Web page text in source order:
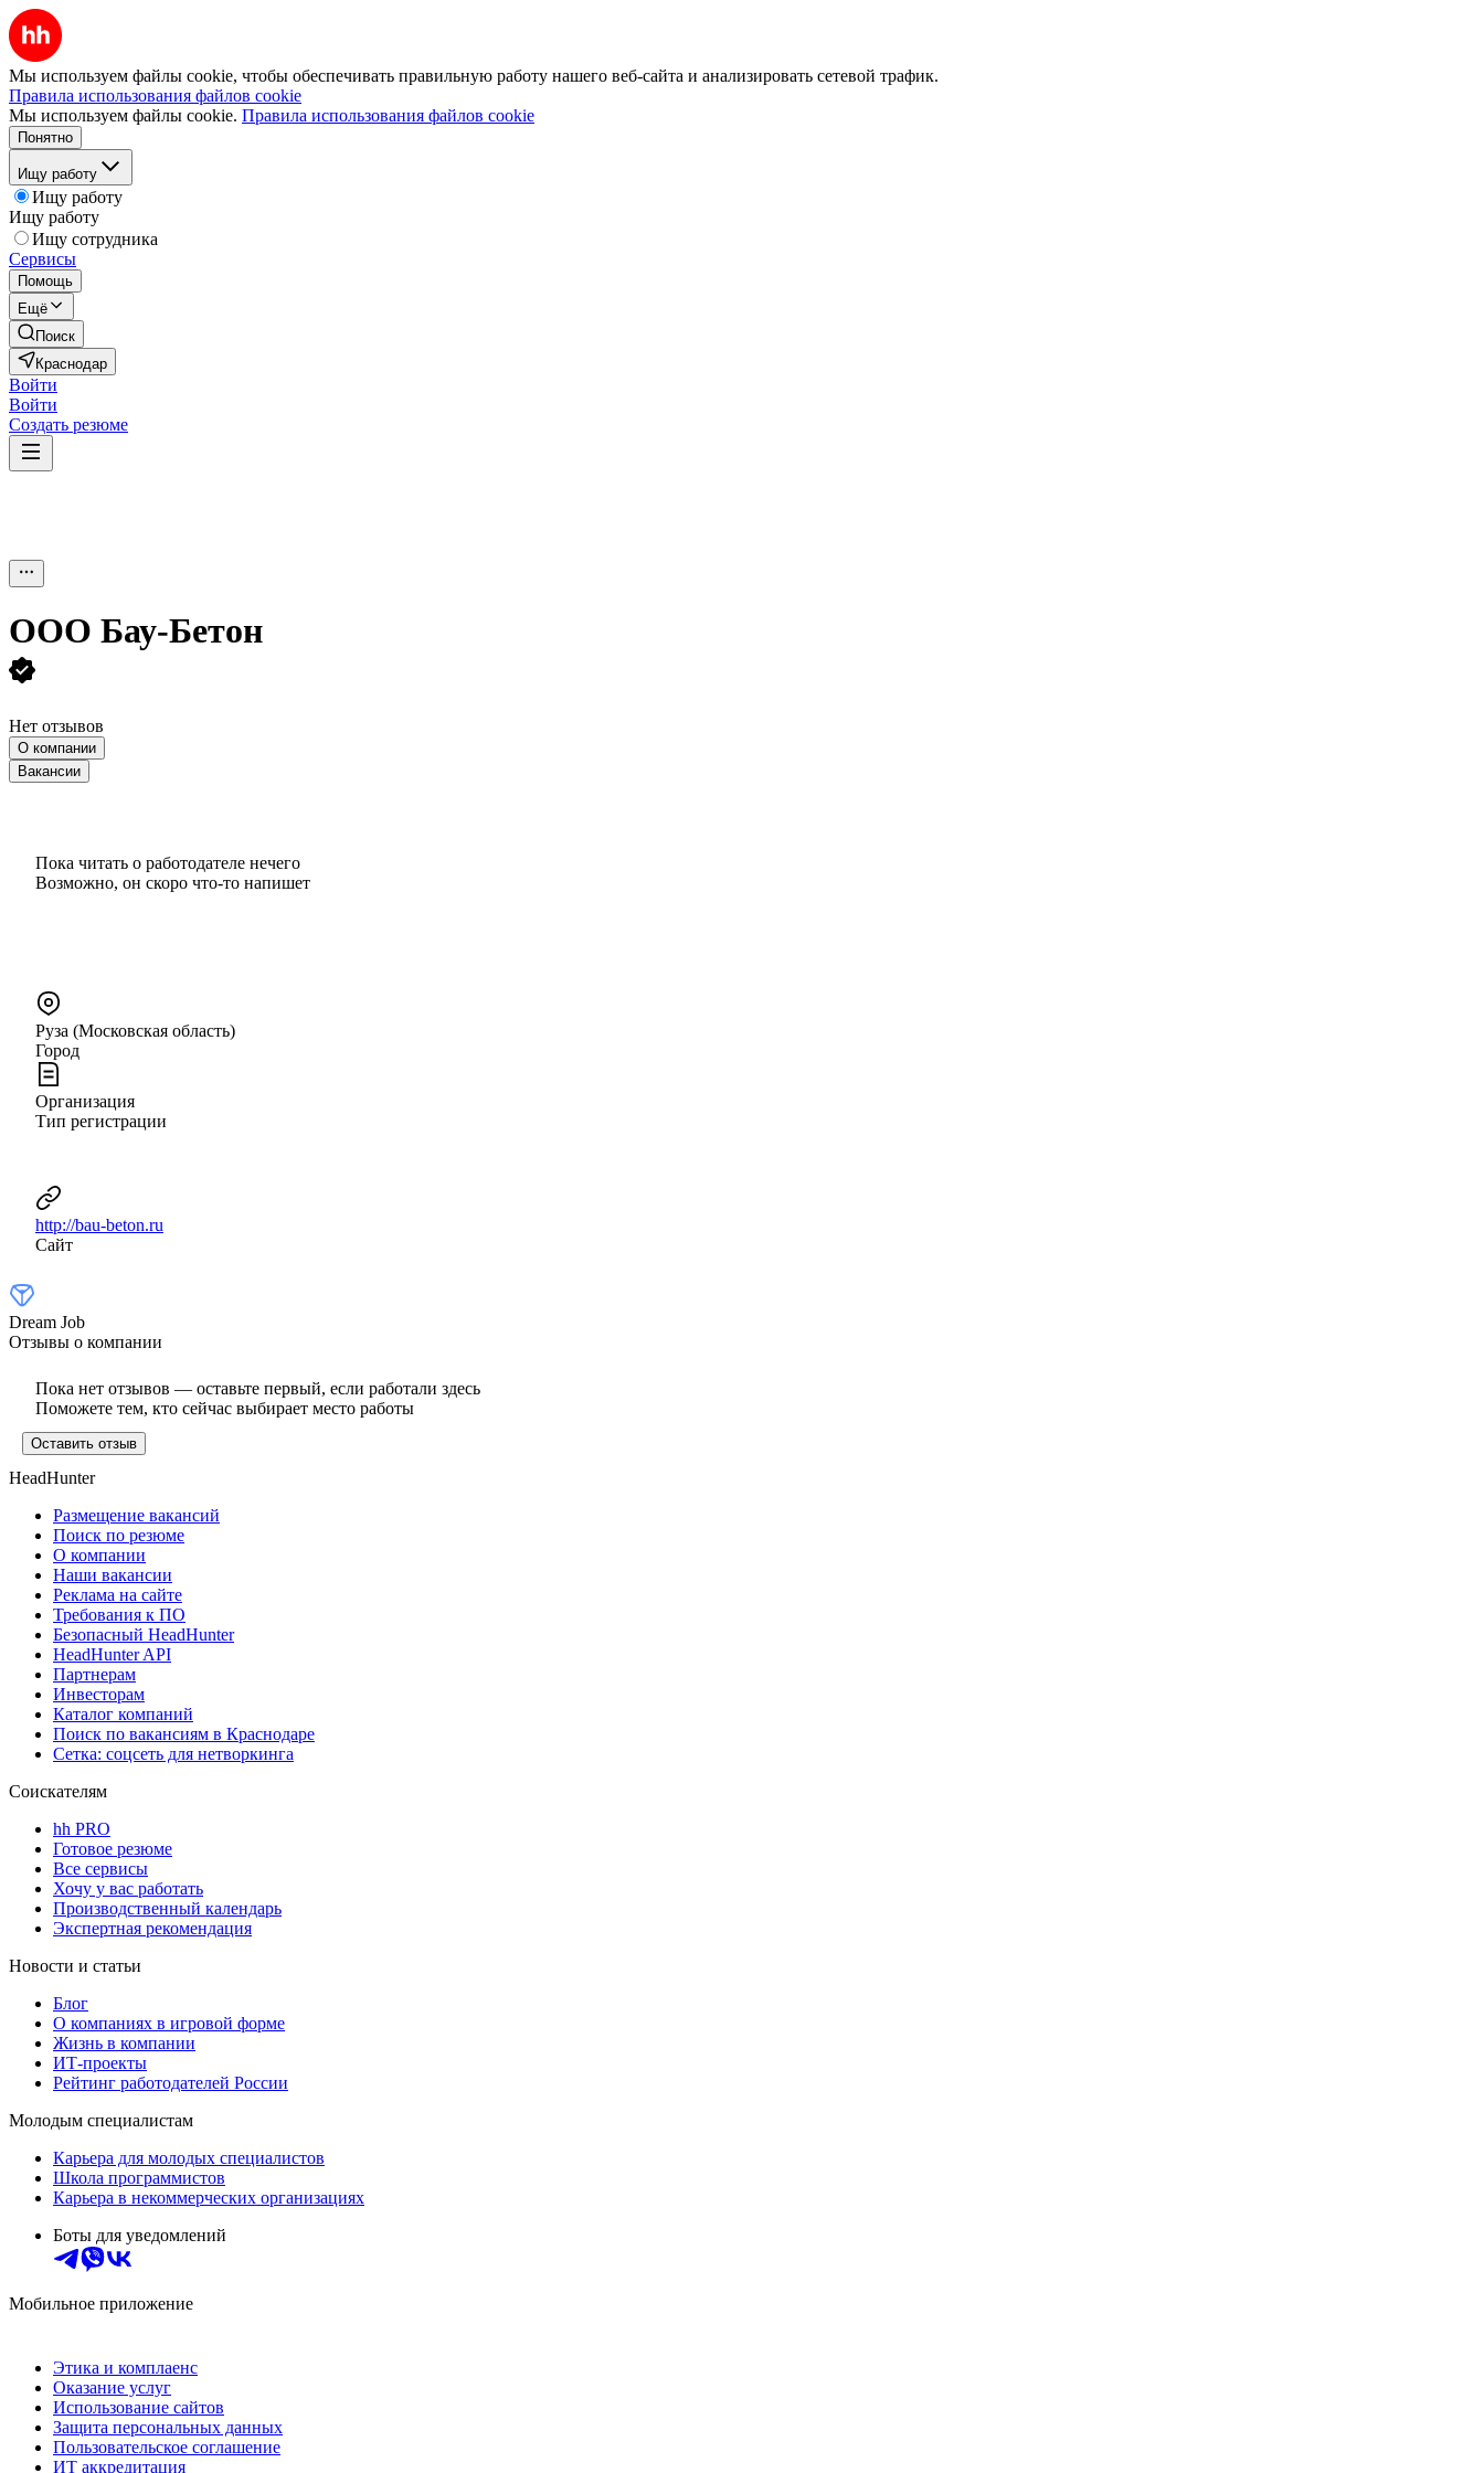
Мы используем файлы cookie, чтобы обеспечивать правильную работу нашего веб-сайта и анализировать сетевой трафик.
Правила использования файлов cookie
Мы используем файлы cookie. Правила использования файлов cookie
Понятно
Ищу работу
Ищу работу
Ищу работу
Ищу сотрудника
Сервисы
Помощь
Ещё
Поиск
Краснодар
Войти
Войти
Создать резюме
ООО Бау-Бетон
Нет отзывов
О компании
Вакансии
Пока читать о работодателе нечего
Возможно, он скоро что‑то напишет
Руза (Московская область)
Город
Организация
Тип регистрации
http://bau-beton.ru
Сайт
Dream Job
Отзывы о компании
Пока нет отзывов — оставьте первый, если работали здесь
Поможете тем, кто сейчас выбирает место работы
Оставить отзыв
HeadHunter
Размещение вакансий
Поиск по резюме
О компании
Наши вакансии
Реклама на сайте
Требования к ПО
Безопасный HeadHunter
HeadHunter API
Партнерам
Инвесторам
Каталог компаний
Поиск по вакансиям в Краснодаре
Сетка: соцсеть для нетворкинга
Соискателям
hh PRO
Готовое резюме
Все сервисы
Хочу у вас работать
Производственный календарь
Экспертная рекомендация
Новости и статьи
Блог
О компаниях в игровой форме
Жизнь в компании
ИТ-проекты
Рейтинг работодателей России
Молодым специалистам
Карьера для молодых специалистов
Школа программистов
Карьера в некоммерческих организациях
Боты для уведомлений
Мобильное приложение
Этика и комплаенс
Оказание услуг
Использование сайтов
Защита персональных данных
Пользовательское соглашение
ИТ аккредитация